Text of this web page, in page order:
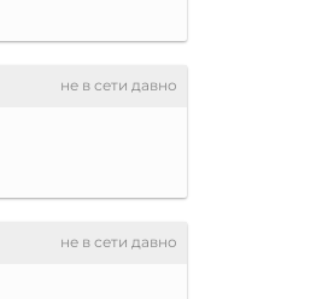
не в сети давно
не в сети давно